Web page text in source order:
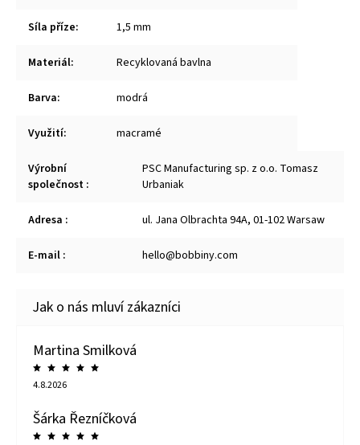
Síla příze: 1,5 mm
Materiál: Recyklovaná bavlna
Barva: modrá
Využití: macramé
Výrobní
společnost :
PSC Manufacturing sp. z o.o. Tomasz
Urbaniak
Adresa : ul. Jana Olbrachta 94A, 01-102 Warsaw
E-mail : hello@bobbiny.com
Martina Smilková
4.8.2026
Šárka Řezníčková